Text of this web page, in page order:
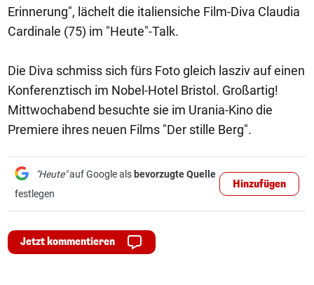
Erinnerung", lächelt die italiensiche Film-Diva Claudia
Cardinale (75) im "Heute"-Talk.
Die Diva schmiss sich fürs Foto gleich lasziv auf einen
Konferenztisch im Nobel-Hotel Bristol. Großartig!
Mittwochabend besuchte sie im Urania-Kino die
Premiere ihres neuen Films "Der stille Berg".
"Heute"auf Google als bevorzugte Quelle
festlegen
Hinzufügen
Jetzt kommentieren